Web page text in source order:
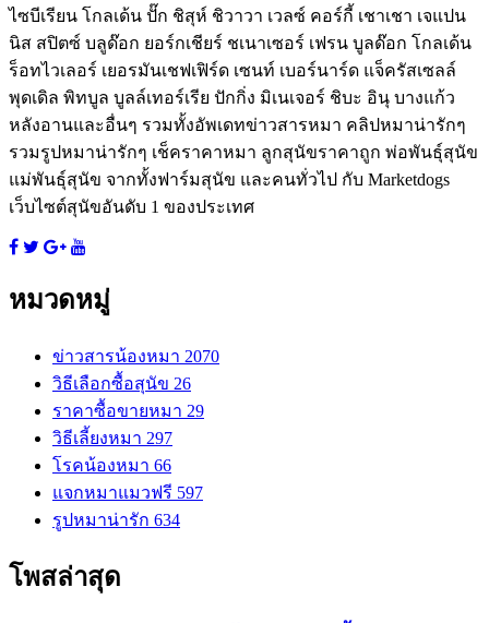
ไซบีเรียน โกลเด้น ปั๊ก ชิสุห์ ชิวาวา เวลซ์ คอร์กี้ เชาเชา เจแปน
นิส สปิตซ์ บลูด๊อก ยอร์กเชียร์ ชเนาเซอร์ เฟรน บูลด๊อก โกลเด้น
ร็อทไวเลอร์ เยอรมันเชฟเฟิร์ด เซนท์ เบอร์นาร์ด แจ็ครัสเซลล์
พุดเดิล พิทบูล บูลล์เทอร์เรีย ปักกิ่ง มิเนเจอร์ ชิบะ อินุ บางแก้ว
หลังอานและอื่นๆ รวมทั้งอัพเดทข่าวสารหมา คลิปหมาน่ารักๆ
รวมรูปหมาน่ารักๆ เช็คราคาหมา ลูกสุนัขราคาถูก พ่อพันธุ์สุนัข
แม่พันธุ์สุนัข จากทั้งฟาร์มสุนัข และคนทั่วไป กับ Marketdogs
เว็บไซต์สุนัขอันดับ 1 ของประเทศ
หมวดหมู่
ข่าวสารน้องหมา 2070
วิธีเลือกซื้อสุนัข 26
ราคาซื้อขายหมา 29
วิธีเลี้ยงหมา 297
โรคน้องหมา 66
แจกหมาแมวฟรี 597
รูปหมาน่ารัก 634
โพสล่าสุด